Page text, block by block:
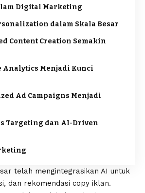
Digital Marketing
dalam Skala Besar
Content Creation Semakin
Analytics Menjadi Kunci
Ad Campaigns Menjadi
Targeting dan AI-Driven
telah mengintegrasikan AI untuk
dan rekomendasi copy iklan.